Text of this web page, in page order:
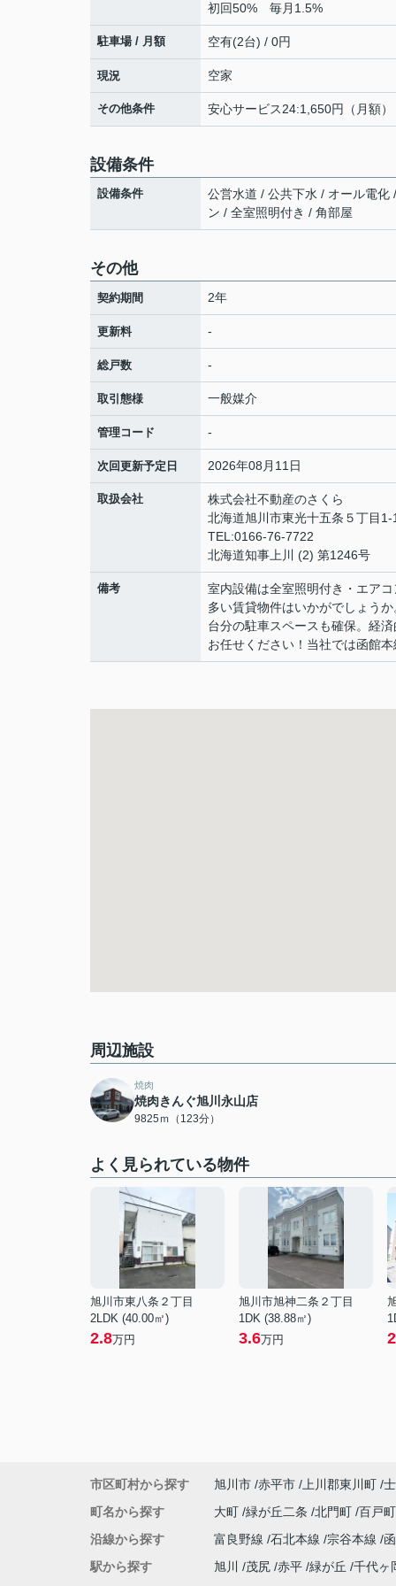
初回50% 毎月1.5%
駐車場 / 月額 空有(2台) / 0円
現況 空家
その他条件 安心サービス24:1,650円（月額）
設備条件
設備条件
公営水道 / 公共下水 / オール電
ン / 全室照明付き / 角部屋
その他
契約期間 2年
更新料 -
総戸数 -
取引態様 一般媒介
管理コード -
次回更新予定日 2026年08月11日
取扱会社
株式会社不動産のさくら
北海道旭川市東光十五条５丁目
TEL:0166-76-7722
北海道知事上川 (2) 第1246号
備考
室内設備は全室照明付き・エア
多い賃貸物件はいかがでしょう
台分の駐車スペースも確保。経
お任せください！当社では函館
周辺施設
焼肉
焼肉きんぐ旭川永山店
9825ｍ（123分）
よく見られている物件
旭川市東八条２丁目
2LDK (40.00㎡)
2.8万円
旭川市旭神二条２丁目
1DK (38.88㎡)
3.6万円
市区町村から探す 旭川市 赤平市 上川郡東川町
町名から探す
大町 緑が丘二条 北門町 百戸
沿線から探す
富良野線 石北本線 宗谷本線
駅から探す
旭川 茂尻 赤平 緑が丘 千代ヶ